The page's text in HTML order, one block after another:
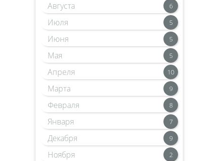
Августа 6
Июля 5
Июня 5
Мая 5
Апреля 10
Марта 9
Февраля 8
Января 7
Декабря 9
Ноября 2